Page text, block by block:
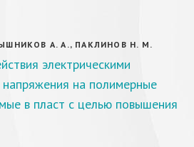
А. А., ПАКЛИНОВ Н. М.
электрическими
на полимерные
в пласт с целью повышения